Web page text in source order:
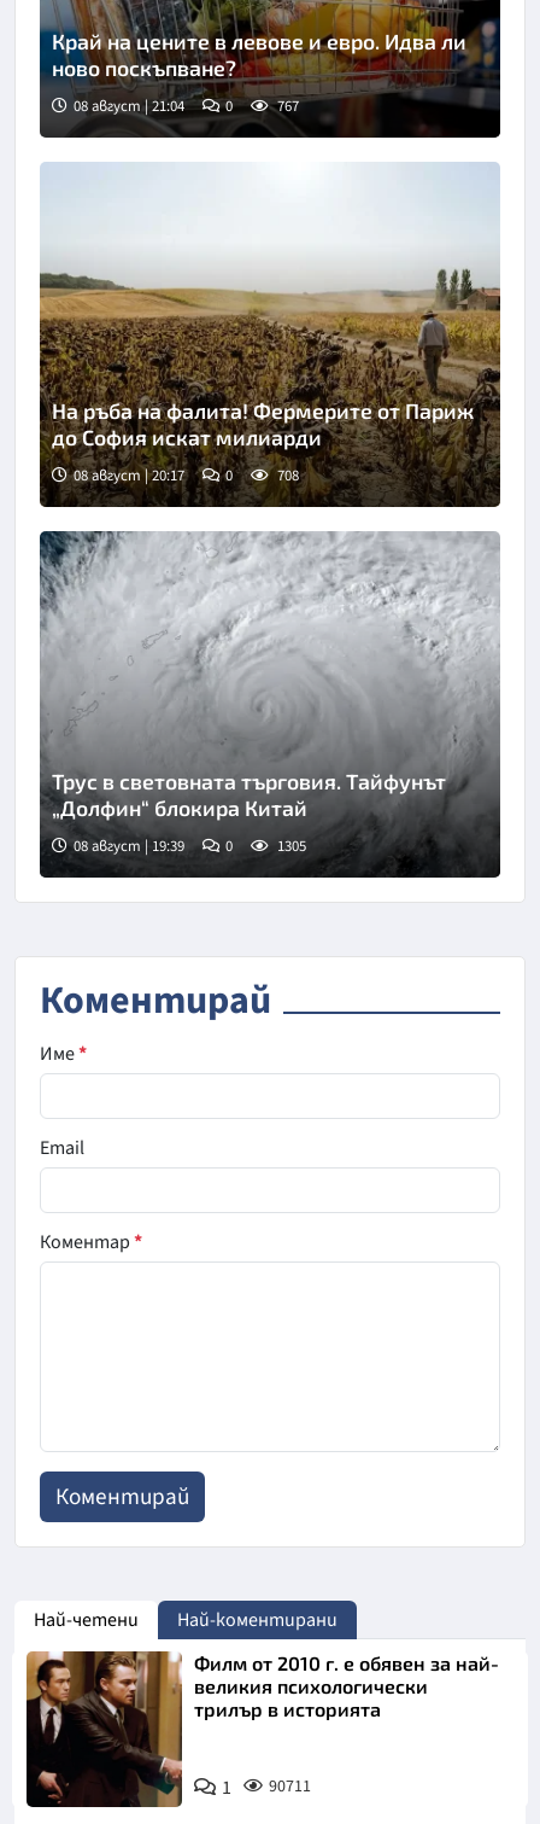
Край на цените в левове и евро. Идва ли
ново поскъпване?
08 август | 21:04 0 767
На ръба на фалита! Фермерите от Париж
до София искат милиарди
08 август | 20:17 0 708
Трус в световната търговия. Тайфунът
„Долфин“ блокира Китай
08 август | 19:39 0 1305
Коментирай
Име*
Email
Коментар*
Най-четени Най-коментирани
Филм от 2010 г. е обявен за най-
великия психологически
трилър в историята
1 90711